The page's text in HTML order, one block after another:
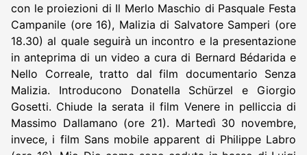
con le proiezioni di Il Merlo Maschio di Pasquale Festa
Campanile (ore 16), Malizia di Salvatore Samperi (ore
18.30) al quale seguirà un incontro e la presentazione
in anteprima di un video a cura di Bernard Bédarida e
Nello Correale, tratto dal film documentario Senza
Malizia. Introducono Donatella Schürzel e Giorgio
Gosetti. Chiude la serata il film Venere in pelliccia di
Massimo Dallamano (ore 21). Martedì 30 novembre,
invece, i film Sans mobile apparent di Philippe Labro